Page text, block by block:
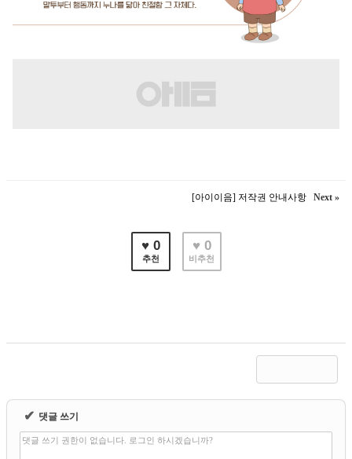
[아이이음] 저작권 안내사항 Next »
♥ 0
추천
♥ 0
비추천
✔ 댓글 쓰기
댓글 쓰기 권한이 없습니다. 로그인 하시겠습니까?